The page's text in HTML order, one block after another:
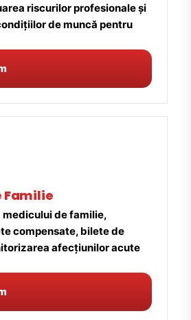
riscurilor profesionale și
de muncă pentru
Familie
medicului de familie,
compensate, bilete de
afecțiunilor acute